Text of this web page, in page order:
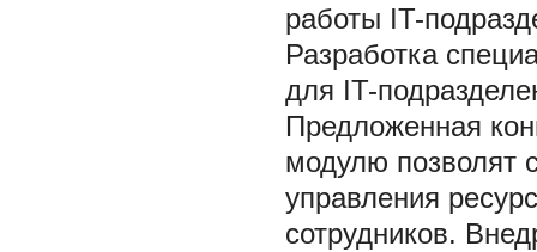
работы IT-
Разработка
для IT-
Предложенная
модулю позволят
управления
сотрудников.